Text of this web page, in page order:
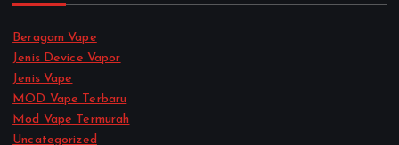
Beragam Vape
Jenis Device Vapor
Jenis Vape
MOD Vape Terbaru
Mod Vape Termurah
Uncategorized